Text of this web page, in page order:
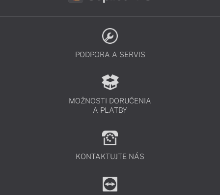
PODPORA A SERVIS
MOŽNOSTI DORUČENIA
A PLATBY
KONTAKTUJTE NÁS